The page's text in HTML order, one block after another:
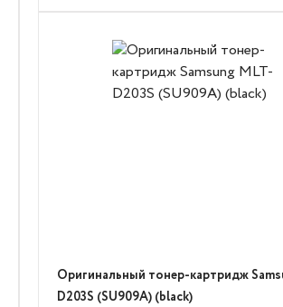
Оригинальный тонер-картридж
D203S (SU909A) (black)